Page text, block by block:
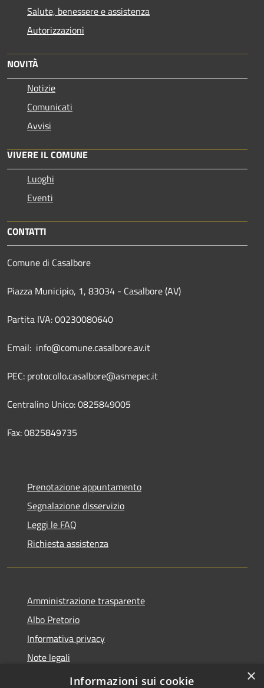
Salute, benessere e assistenza
Autorizzazioni
NOVITÀ
Notizie
Comunicati
Avvisi
VIVERE IL COMUNE
Luoghi
Eventi
CONTATTI
Comune di Casalbore
Piazza Municipio, 1, 83034 - Casalbore (AV)
Partita IVA: 00230080640
Email: info@comune.casalbore.av.it
PEC: protocollo.casalbore@asmepec.it
Centralino Unico: 0825849005
Fax: 0825849735
Prenotazione appuntamento
Segnalazione disservizio
Leggi le FAQ
Richiesta assistenza
Amministrazione trasparente
Albo Pretorio
Informativa privacy
Note legali
Dichiarazione di accessibilità
×
Informazioni sui cookie